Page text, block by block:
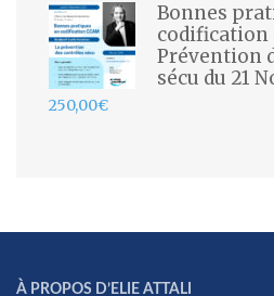
Bonnes
codification
Prévention
sécu du 21
250,00€
À PROPOS D’ELIE ATTALI